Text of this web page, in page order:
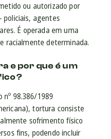
ou autorizado por
agentes
É operada em uma
racialmente determinada.
e por que é um
nº 98.386/1989
tortura consiste
sofrimento físico
fins, podendo incluir